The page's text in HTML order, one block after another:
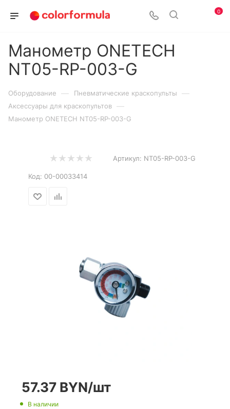
0
Манометр ONETECH
NT05-RP-003-G
Оборудование — Пневматические краскопульты —
Аксессуары для краскопультов —
Манометр ONETECH NT05-RP-003-G
Артикул: NT05-RP-003-G
Код: 00-00033414
57.37 BYN/шт
В наличии